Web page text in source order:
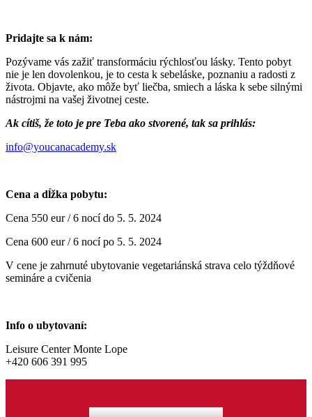
Pridajte sa k nám:
Pozývame vás zažiť transformáciu rýchlosťou lásky. Tento pobyt
nie je len dovolenkou, je to cesta k sebeláske, poznaniu a radosti z
života. Objavte, ako môže byť liečba, smiech a láska k sebe silnými
nástrojmi na vašej životnej ceste.
Ak cítiš, že toto je pre Teba ako stvorené, tak sa prihlás:
info@youcanacademy.sk
Cena a dĺžka pobytu:
Cena 550 eur / 6 nocí do 5. 5. 2024
Cena 600 eur / 6 nocí po 5. 5. 2024
V cene je zahrnuté ubytovanie vegetariánská strava celo týždňové
semináre a cvičenia
Info o ubytovaní:
Leisure Center Monte Lope
+420 606 391 995